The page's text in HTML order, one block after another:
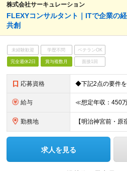
株式会社サーキュレーション
FLEXYコンサルタント｜ITで企業の
共創
未経験歓迎 学歴不問 ベテランOK
完全週休2日 賞与複数月 面接1回
応募資格
給与
勤務地
求人を見る